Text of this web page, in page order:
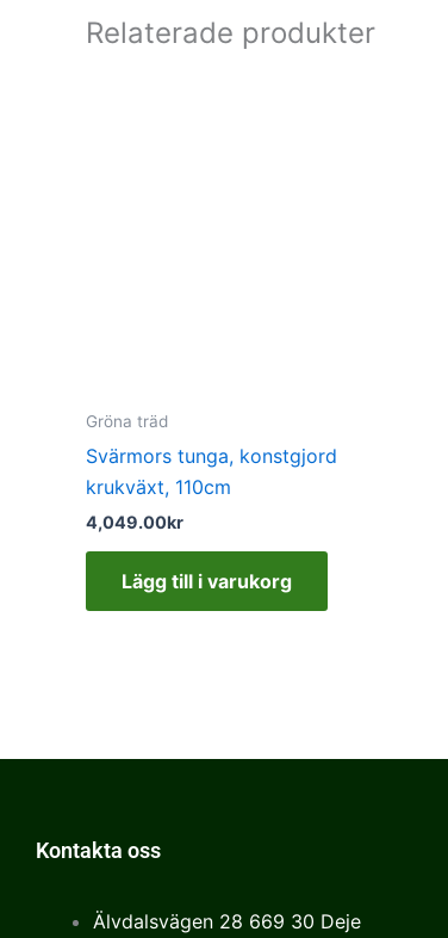
Relaterade produkter
Gröna träd
Svärmors tunga, konstgjord
krukväxt, 110cm
4,049.00kr
Lägg till i varukorg
Kontakta oss
Älvdalsvägen 28 669 30 Deje